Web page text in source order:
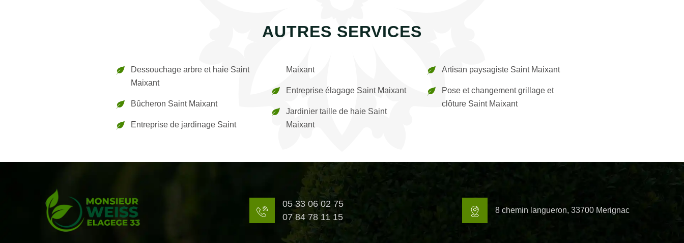
AUTRES SERVICES
Dessouchage arbre et haie Saint
Maixant
Bûcheron Saint Maixant
Entreprise de jardinage Saint
Maixant
Entreprise élagage Saint Maixant
Jardinier taille de haie Saint
Maixant
Artisan paysagiste Saint Maixant
Pose et changement grillage et
clôture Saint Maixant
05 33 06 02 75
07 84 78 11 15
8 chemin langueron, 33700 Merignac